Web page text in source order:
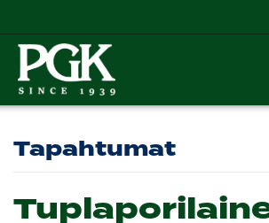
Tapahtumat